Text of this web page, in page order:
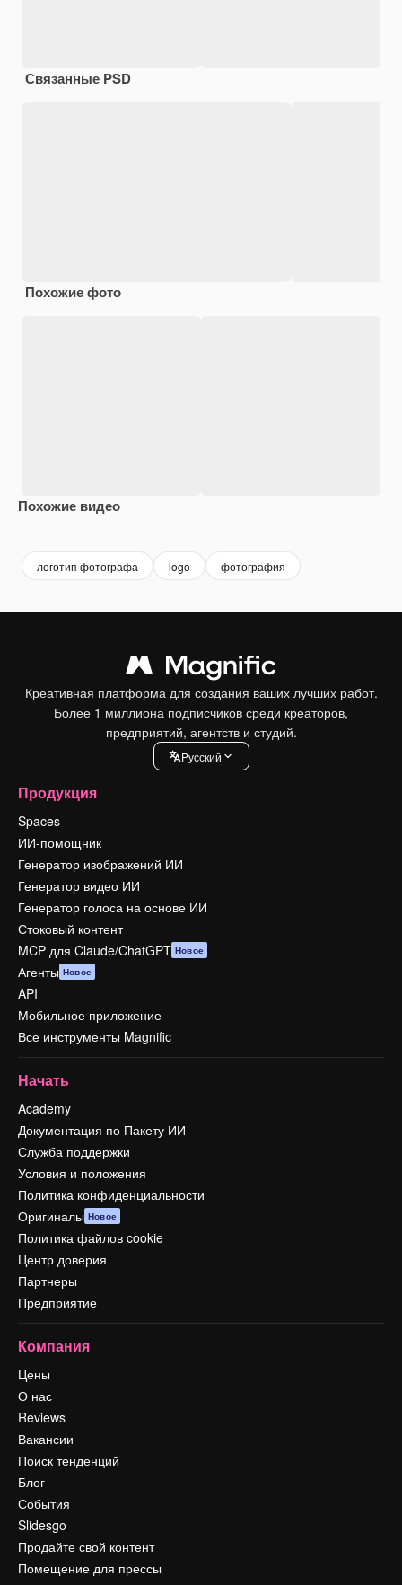
Связанные PSD
Похожие фото
Похожие видео
логотип фотографа logo фотография
Креативная платформа для создания ваших лучших работ.
Более 1 миллиона подписчиков среди креаторов,
предприятий, агентств и студий.
Pусский
Продукция
Spaces
ИИ-помощник
Генератор изображений ИИ
Генератор видео ИИ
Генератор голоса на основе ИИ
Стоковый контент
MCP для Claude/ChatGPT Новое
Агенты Новое
API
Мобильное приложение
Все инструменты Magnific
Начать
Academy
Документация по Пакету ИИ
Служба поддержки
Условия и положения
Политика конфиденциальности
Оригиналы Новое
Политика файлов cookie
Центр доверия
Партнеры
Предприятие
Компания
Цены
О нас
Reviews
Вакансии
Поиск тенденций
Блог
События
Slidesgo
Продайте свой контент
Помещение для прессы